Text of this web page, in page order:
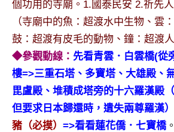
個功用的寺廟。1.國泰民安 2.祈先
（寺廟中的魚：超渡水中生物、雲
鼓：超渡有皮毛的動物、鐘：超渡人
◆參觀動線： 先看青雲．白雲橋(從
樓=>三重石塔、多寶塔、大雄殿、
毘盧殿、堆積成塔旁的十六羅漢殿
但要求日本歸還時，遺失兩尊羅漢
豬（必摸） =>看看蓮花僑．七寶橋。